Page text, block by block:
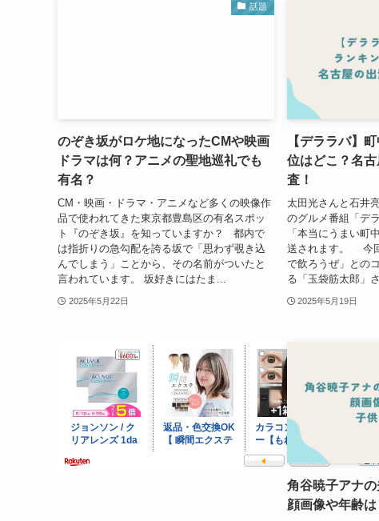
話題
のぞき坂がロケ地になったCMや映画
ドラマは何？アニメの聖地巡礼でも
有名？
CM・映画・ドラマ・アニメなど多くの映像作
品で使われてきた東京都豊島区の有名スポッ
ト『のぞき坂』を知っていますか？ 都内で
は指折りの急勾配を誇る坂で「思わず覗き込
んでしまう」ことから、その名前がついたと
言われています。 坂好きにはたま...
2025年5月22日
【デララバ】
位はどこ？名
査！
太田光さんと石井
のグルメ番組「デ
「本当にうまい町
送されます。 今
で飲ろうぜ」との
る「玉袋筋太郎」
2025年5月19日
角谷暁子アナ
顔画像や年齢